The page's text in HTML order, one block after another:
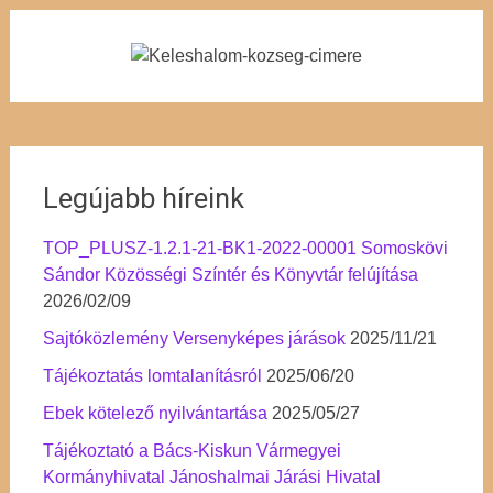
Legújabb híreink
TOP_PLUSZ-1.2.1-21-BK1-2022-00001 Somoskövi
Sándor Közösségi Színtér és Könyvtár felújítása
2026/02/09
Sajtóközlemény Versenyképes járások 2025/11/21
Tájékoztatás lomtalanításról 2025/06/20
Ebek kötelező nyilvántartása 2025/05/27
Tájékoztató a Bács-Kiskun Vármegyei
Kormányhivatal Jánoshalmai Járási Hivatal